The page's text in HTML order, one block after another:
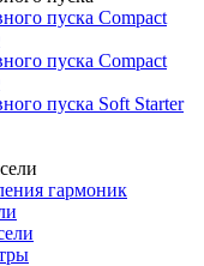
пуска Compact
пуска Compact
пуска Soft Starter
гармоник